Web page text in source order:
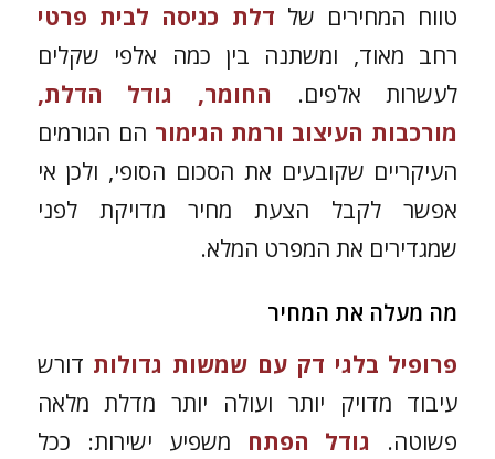
טווח המחירים של דלת כניסה לבית פרטי
רחב מאוד, ומשתנה בין כמה אלפי שקלים
לעשרות אלפים. החומר, גודל הדלת,
מורכבות העיצוב ורמת הגימור הם הגורמים
העיקריים שקובעים את הסכום הסופי, ולכן אי
אפשר לקבל הצעת מחיר מדויקת לפני
שמגדירים את המפרט המלא.
מה מעלה את המחיר
פרופיל בלגי דק עם שמשות גדולות דורש
עיבוד מדויק יותר ועולה יותר מדלת מלאה
פשוטה. גודל הפתח משפיע ישירות: ככל